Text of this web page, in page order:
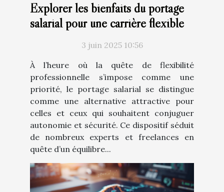
Explorer les bienfaits du portage
salarial pour une carrière flexible
3 juin 2025 10:56
À l’heure où la quête de flexibilité
professionnelle s’impose comme une
priorité, le portage salarial se distingue
comme une alternative attractive pour
celles et ceux qui souhaitent conjuguer
autonomie et sécurité. Ce dispositif séduit
de nombreux experts et freelances en
quête d’un équilibre...